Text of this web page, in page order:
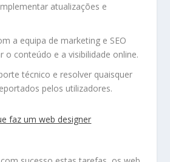
atualizações e
a equipa de marketing e SEO
o conteúdo e a visibilidade online.
técnico e resolver quaisquer
pelos utilizadores.
faz um web designer